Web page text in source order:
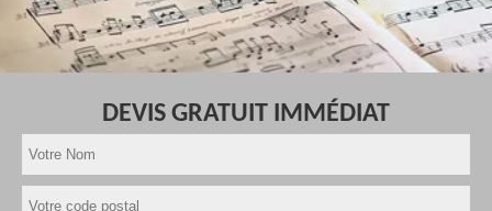
DEVIS GRATUIT IMMÉDIAT